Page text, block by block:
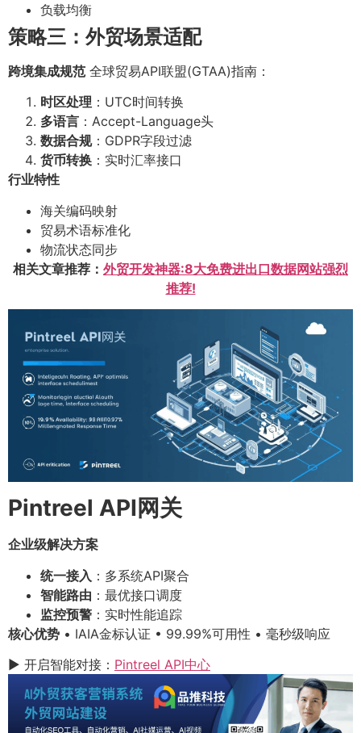
负载均衡
策略三：外贸场景适配
跨境集成规范全球贸易API联盟(GTAA)指南：
时区处理 ：UTC时间转换
多语言 ：Accept-Language头
数据合规：GDPR字段过滤
货币转换 ：实时汇率接口
行业特性
海关编码映射
贸易术语标准化
物流状态同步
相关文章推荐： 外贸开发神器:8大免费进出口数据网站强烈
推荐!
Pintreel API网关
企业级解决方案
统一接入 ：多系统API聚合
智能路由 ：最优接口调度
监控预警 ：实时性能追踪
核心优势 • IAIA金标认证 • 99.99%可用性 • 毫秒级响应
▶ 开启智能对接： Pintreel API中心